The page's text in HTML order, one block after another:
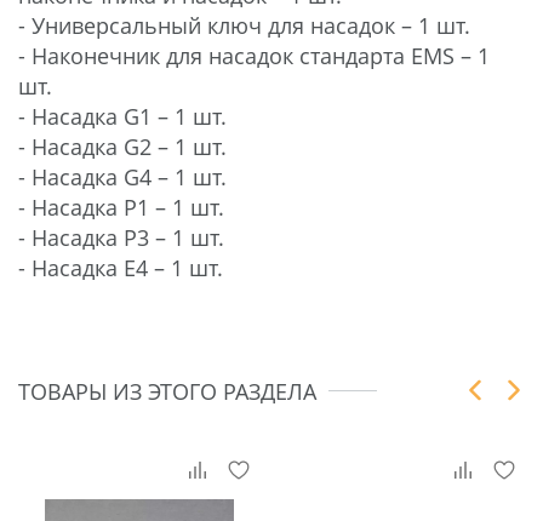
​- Универсальный ключ для насадок – 1 шт.
​- Наконечник для насадок стандарта EMS – 1
шт.
​- Насадка G1 – 1 шт.
​- Насадка G2 – 1 шт.
​- Насадка G4 – 1 шт.
​- Насадка P1 – 1 шт.
​- Насадка P3 – 1 шт.
​- Насадка E4 – 1 шт.
ТОВАРЫ ИЗ ЭТОГО РАЗДЕЛА